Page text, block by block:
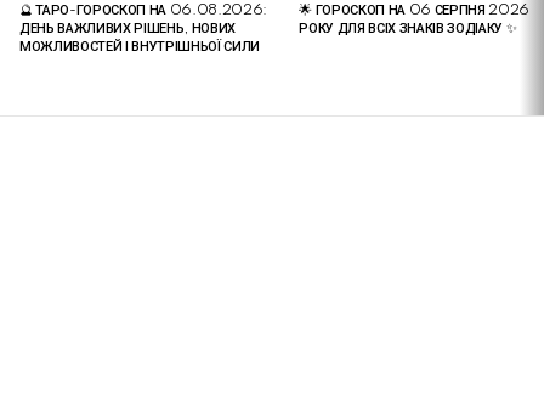
🔮 ТАРО-ГОРОСКОП НА 06.08.2026:
ДЕНЬ ВАЖЛИВИХ РІШЕНЬ, НОВИХ
МОЖЛИВОСТЕЙ І ВНУТРІШНЬОЇ СИЛИ
🌟 ГОРОСКОП НА 06 СЕРПНЯ 2026
РОКУ ДЛЯ ВСІХ ЗНАКІВ ЗОДІАКУ ✨